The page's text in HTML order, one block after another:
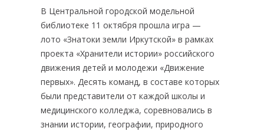
В Центральной городской модельной
библиотеке 11 октября прошла игра —
лото «Знатоки земли Иркутской» в рамках
проекта «Хранители истории» российского
движения детей и молодежи «Движение
первых». Десять команд, в составе которых
были представители от каждой школы и
медицинского колледжа, соревновались в
знании истории, географии, природного